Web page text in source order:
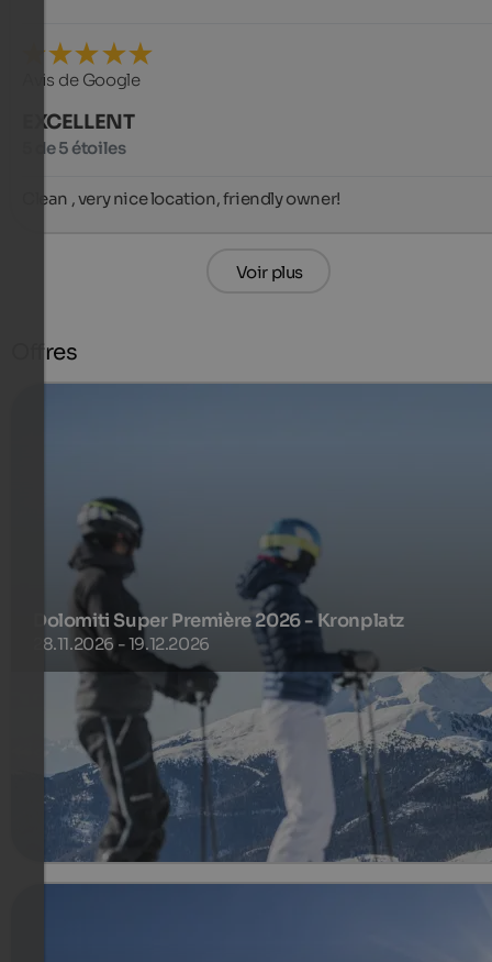
Avis de Google
EXCELLENT
5 de 5 étoiles
Clean , very nice location, friendly owner!
Voir plus
Offres
Dolomiti Super Première 2026 - Kronplatz
28.11.2026 - 19.12.2026
stay 4 nights and pay only 3
4 Nuits à partir de130 €par personne
plus de détails